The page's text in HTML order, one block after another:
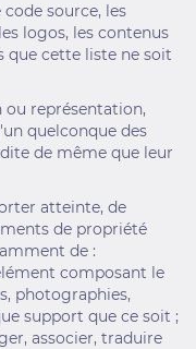
source, les
logos, les contenus
que cette liste ne soit
ou représentation,
quelconque des
de même que leur
atteinte, de
de propriété
de :
composant le
photographies,
support que ce soit ;
associer, traduire